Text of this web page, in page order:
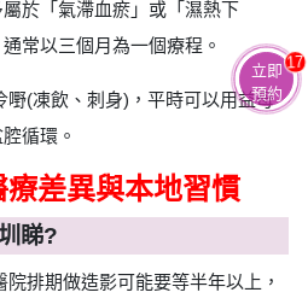
於「氣滯血瘀」或「濕熱下
常以三個月為一個療程。
嘢(凍飲、刺身)，平時可以用益母
循環。
差異與本地習慣
睇?
排期做造影可能要等半年以上，
立即
預約
17